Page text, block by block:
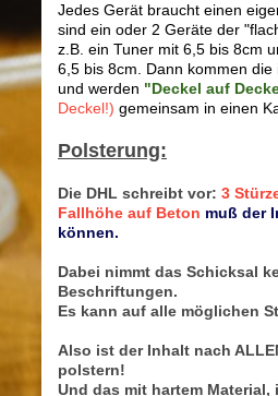
Jedes Gerät braucht einen
sind ein oder 2 Geräte der
z.B. ein Tuner mit 6,5 bis 8cm
6,5 bis 8cm. Dann kommen
und werden "Deckel auf
Deckel!) gemeinsam in einen
Polsterung:
Die DHL schreibt vor: 3
Fallhöhe auf Beton muß der
können.
Dabei nimmt das Schicksal
Beschriftungen.
Es kann auf alle möglichen
Also ist der Inhalt nach
polstern!
Und das mit hartem Material,